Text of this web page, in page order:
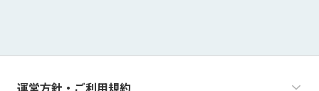
和歌山県
山口県
高知県
運営方針・ご利用規約